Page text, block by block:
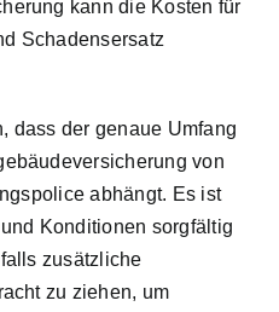
kann die Kosten für
Schadensersatz
dass der genaue Umfang
von
abhängt. Es ist
Konditionen sorgfältig
zusätzliche
zu ziehen, um